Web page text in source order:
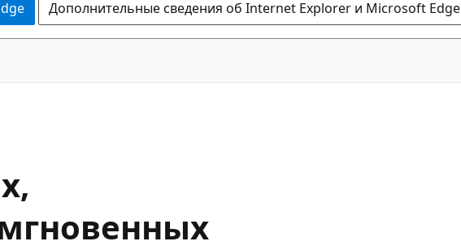
Дополнительные сведения об Internet Explorer и Microsoft Edge